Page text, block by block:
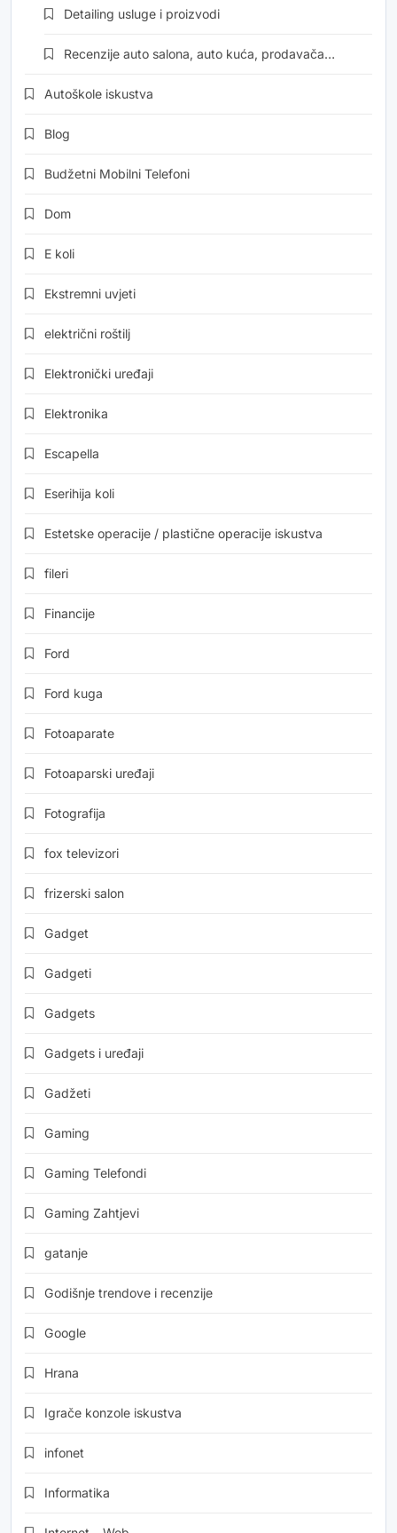
Detailing usluge i proizvodi
Recenzije auto salona, auto kuća, prodavača…
Autoškole iskustva
Blog
Budžetni Mobilni Telefoni
Dom
E koli
Ekstremni uvjeti
električni roštilj
Elektronički uređaji
Elektronika
Escapella
Eserihija koli
Estetske operacije / plastične operacije iskustva
fileri
Financije
Ford
Ford kuga
Fotoaparate
Fotoaparski uređaji
Fotografija
fox televizori
frizerski salon
Gadget
Gadgeti
Gadgets
Gadgets i uređaji
Gadžeti
Gaming
Gaming Telefondi
Gaming Zahtjevi
gatanje
Godišnje trendove i recenzije
Google
Hrana
Igrače konzole iskustva
infonet
Informatika